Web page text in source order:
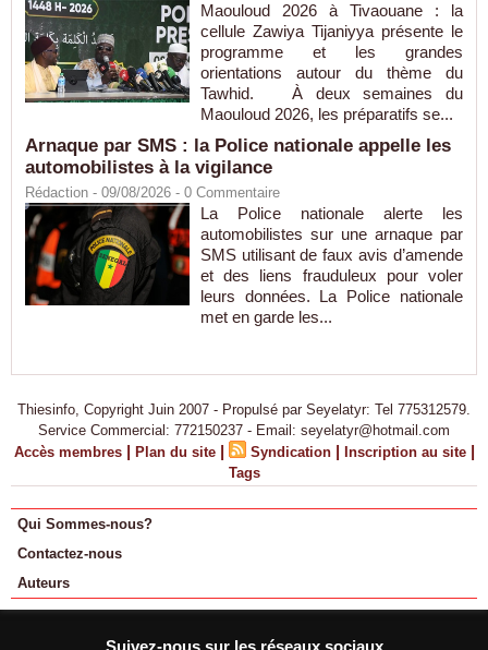
Maouloud 2026 à Tivaouane : la
cellule Zawiya Tijaniyya présente le
programme et les grandes
orientations autour du thème du
Tawhid. À deux semaines du
Maouloud 2026, les préparatifs se...
Arnaque par SMS : la Police nationale appelle les
automobilistes à la vigilance
Rédaction - 09/08/2026 - 0 Commentaire
La Police nationale alerte les
automobilistes sur une arnaque par
SMS utilisant de faux avis d’amende
et des liens frauduleux pour voler
leurs données. La Police nationale
met en garde les...
Thiesinfo, Copyright Juin 2007 - Propulsé par Seyelatyr: Tel 775312579.
Service Commercial: 772150237 - Email: seyelatyr@hotmail.com
Accès membres | Plan du site | Syndication | Inscription au site |
Tags
Qui Sommes-nous?
Contactez-nous
Auteurs
Suivez-nous sur les réseaux sociaux